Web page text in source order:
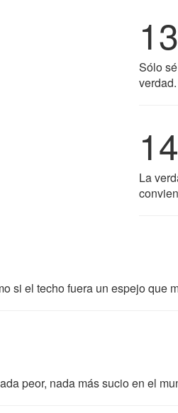
Sólo
verdad.
La
si el techo fuera un espejo que
peor, nada más sucio en el